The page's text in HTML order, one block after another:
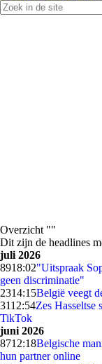
Overzicht ""
Dit zijn de headlines
juli 2026
8918:02"Uitspraak
geen discriminatie"
2314:15België veegt
3112:54Zes Hasseltse
TikTok
juni 2026
8712:18Belgische
hun partner online